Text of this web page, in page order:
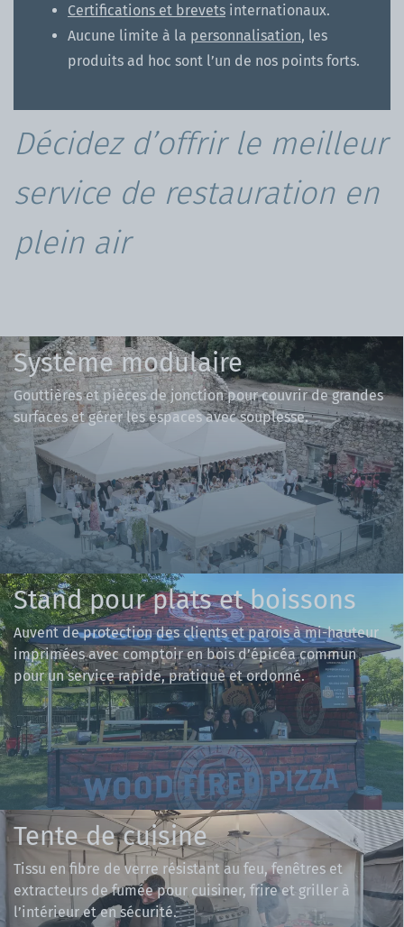
Certifications et brevets internationaux.
Aucune limite à la personnalisation, les
produits ad hoc sont l’un de nos points forts.
Décidez d’offrir le meilleur
service de restauration en
plein air
Système modulaire
Gouttières et pièces de jonction pour couvrir de grandes
surfaces et gérer les espaces avec souplesse.
Stand pour plats et boissons
Auvent de protection des clients et parois à mi-hauteur
imprimées avec comptoir en bois d’épicéa commun
pour un service rapide, pratique et ordonné.
Tente de cuisine
Tissu en fibre de verre résistant au feu, fenêtres et
extracteurs de fumée pour cuisiner, frire et griller à
l’intérieur et en sécurité.